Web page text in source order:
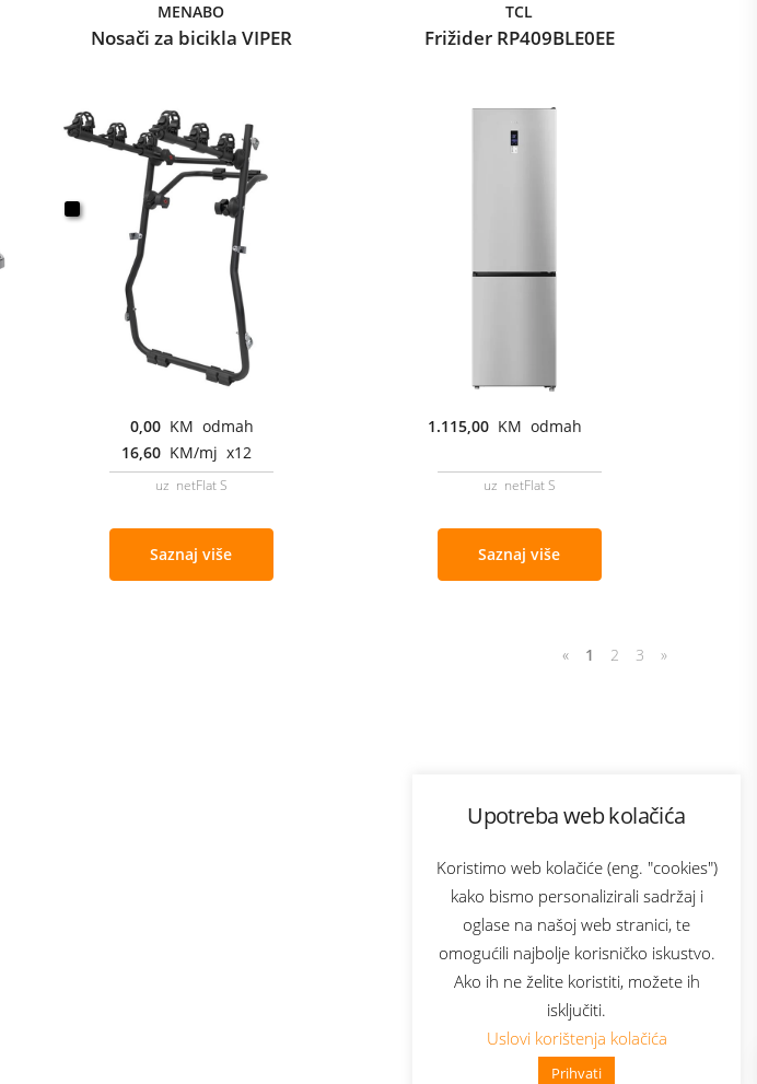
Upotreba web kolačića
Koristimo web kolačiće (eng. "cookies")
kako bismo personalizirali sadržaj i
oglase na našoj web stranici, te
omogućili najbolje korisničko iskustvo.
Ako ih ne želite koristiti, možete ih
isključiti.
Uslovi korištenja kolačića
Prihvati
👋 Zdravo, kako mogu pomoći?
MENABO
Nosači za bicikla VIPER
0,00 KM odmah
16,60 KM/mj x12
uz netFlat S
Saznaj više
TCL
Frižider RP409BLE0EE
1.115,00 KM odmah
uz netFlat S
Saznaj više
« 1 2 3 »
Bonus plus
Prijava za newsletter